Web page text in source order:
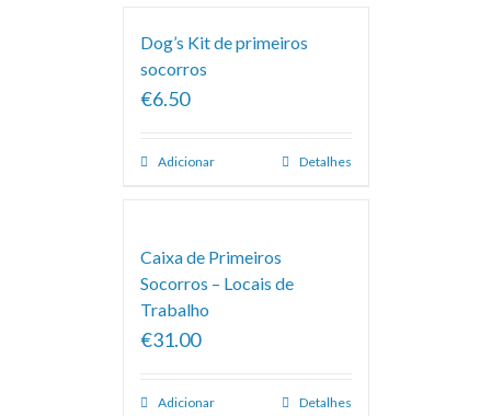
Dog’s Kit de primeiros
socorros
€6.50
Adicionar Detalhes
Caixa de Primeiros
Socorros – Locais de
Trabalho
€31.00
Adicionar Detalhes